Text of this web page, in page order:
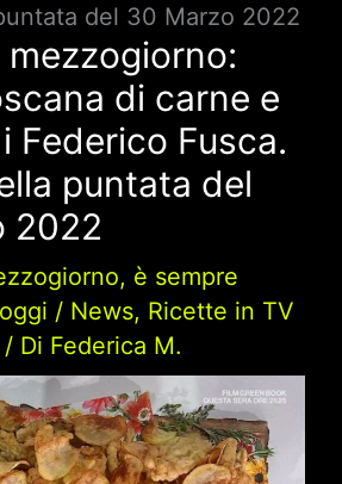
del 30 Marzo 2022
mezzogiorno:
di carne e
Federico Fusca.
puntata del
2022
, è sempre
/ News, Ricette in TV
/ Di Federica M.